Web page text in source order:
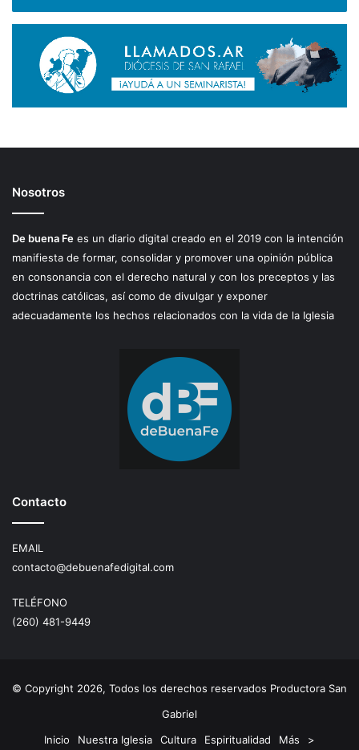
Nosotros
De buena Fe es un diario digital creado en el 2019 con la intención
manifiesta de formar, consolidar y promover una opinión pública
en consonancia con el derecho natural y con los preceptos y las
doctrinas católicas, así como de divulgar y exponer
adecuadamente los hechos relacionados con la vida de la Iglesia
Contacto
EMAIL
contacto@debuenafedigital.com
TELÉFONO
(260) 481-9449
© Copyright 2026, Todos los derechos reservados Productora San
Gabriel
Inicio
Nuestra Iglesia Cultura Espiritualidad Más >